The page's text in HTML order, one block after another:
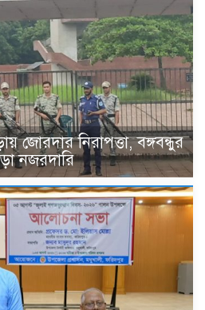
জোরদার নিরাপত্তা, বঙ্গবন্ধুর
নজরদারি